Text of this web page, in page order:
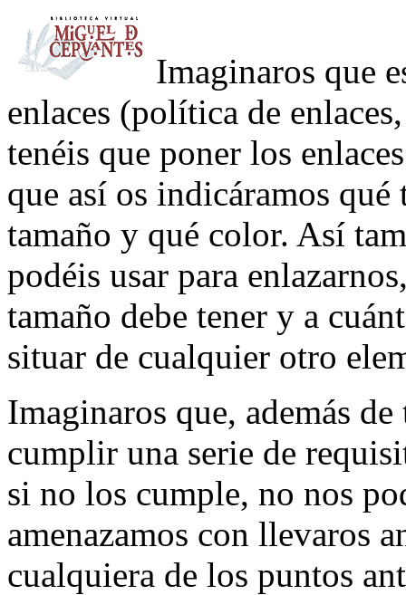
Imaginaros que
enlaces (política de
tenéis que poner los
que así os indicáramos
tamaño y qué color. Así
podéis usar para
tamaño debe tener y a
situar de cualquier otro
Imaginaros que, además
cumplir una serie de
si no los cumple, no nos
amenazamos con llevaros
cualquiera de los puntos